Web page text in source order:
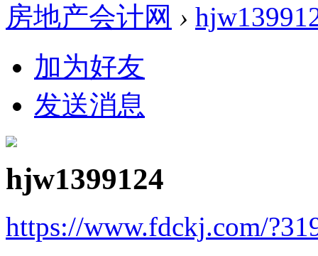
房地产会计网 ›
加为好友
发送消息
hjw1399124
https://www.fdckj.com/